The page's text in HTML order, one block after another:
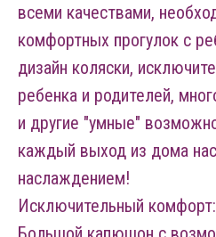
всеми качествами,
комфортных прогулок с
дизайн коляски,
ребенка и родителей,
и другие "умные"
каждый выход из дома
наслаждением!
Исключительный комфорт: